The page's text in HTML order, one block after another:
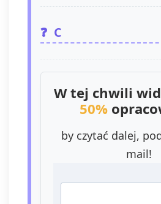
C
W tej chwili
50%
by czytać dalej,
mail!